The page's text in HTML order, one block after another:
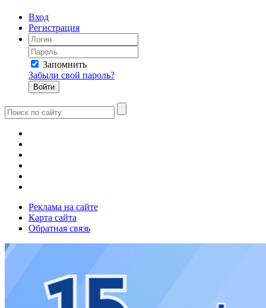
Вход
Регистрация
Запомнить
Забыли свой пароль?
Реклама на сайте
Карта сайта
Обратная связь